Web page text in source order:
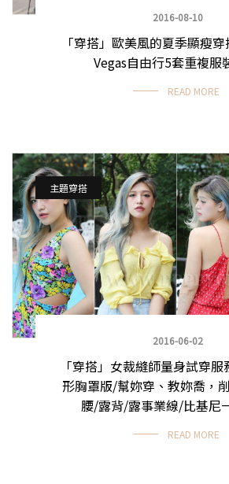
2016-08-10
「穿搭」歐美風的夏季顯瘦
Vegas自由行5套重複服
READ MORE
主題穿搭
2016-06-02
「穿搭」女裁縫師量身試穿
形胸罩版/幫妳穿、教妳喬，
腰/露背/露事業線/比基尼
READ MORE